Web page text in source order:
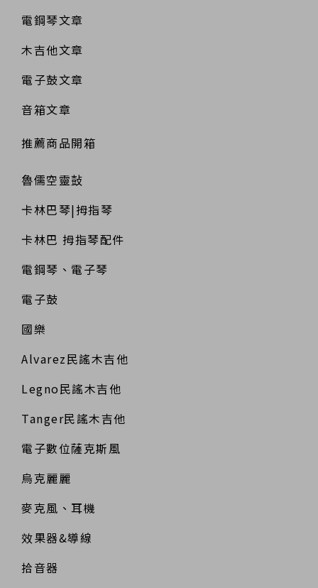
電鋼琴文章
木吉他文章
電子鼓文章
音箱文章
推薦商品開箱
魯儒空靈鼔
卡林巴琴|拇指琴
卡林巴 拇指琴配件
電鋼琴、電子琴
電子鼓
國樂
Alvarez民謠木吉他
Legno民謠木吉他
Tanger民謠木吉他
電子數位薩克斯風
烏克麗麗
麥克風、耳機
效果器&導線
拾音器